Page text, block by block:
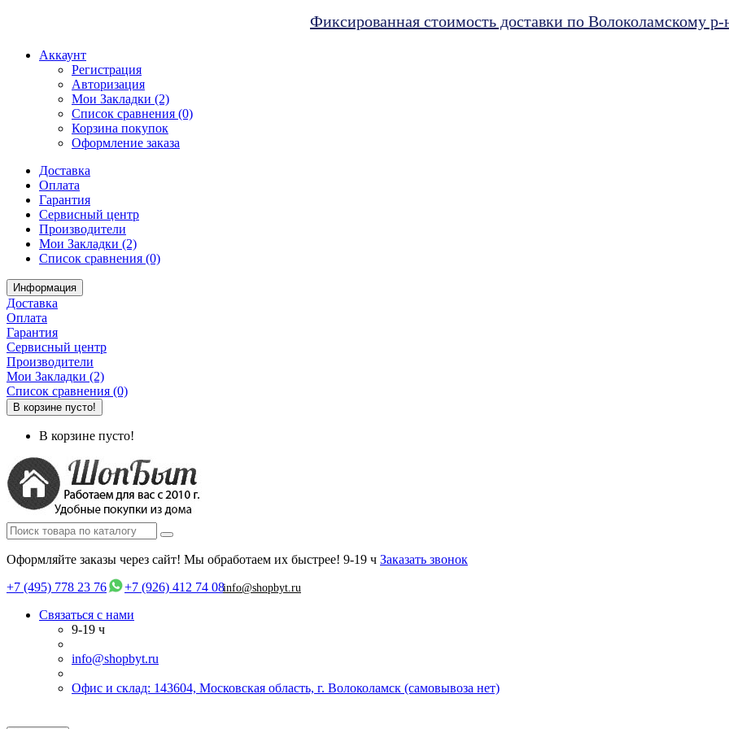
Фиксированная стоимость доставки по Волоколамскому р-
Аккаунт
Регистрация
Авторизация
Мои Закладки (2)
Список сравнения (0)
Корзина покупок
Оформление заказа
Доставка
Оплата
Гарантия
Сервисный центр
Производители
Мои Закладки (2)
Список сравнения (0)
Информация
Доставка
Оплата
Гарантия
Сервисный центр
Производители
Мои Закладки (2)
Список сравнения (0)
В корзине пусто!
В корзине пусто!
Оформляйте заказы через сайт! Мы обработаем их быстрее! 9-19 ч Заказать звонок
+7 (495) 778 23 76
+7 (926) 412 74 08info@shopbyt.ru
Связаться с нами
9-19 ч
info@shopbyt.ru
Офис и склад: 143604, Московская область, г. Волоколамск (самовывоза нет)